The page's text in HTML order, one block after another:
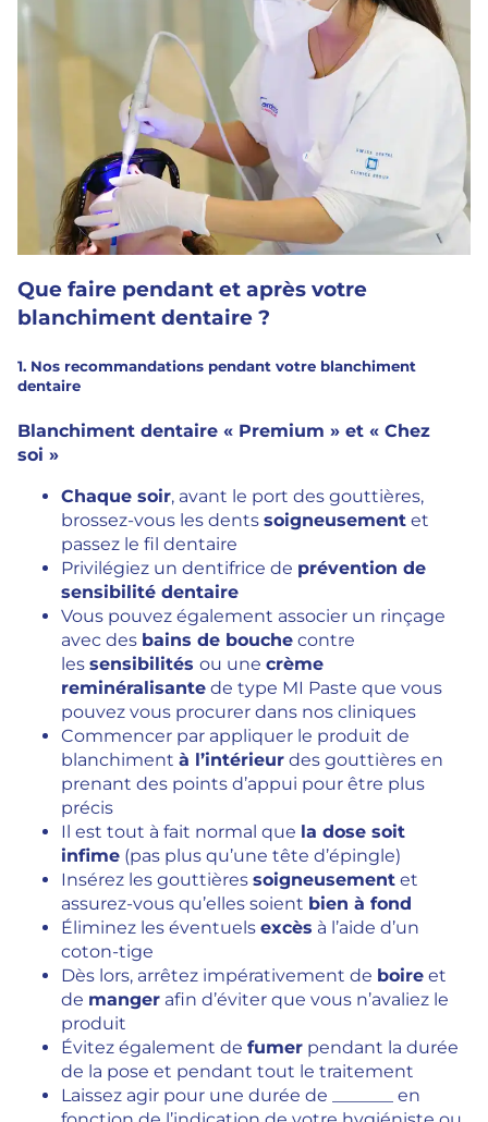
Que faire pendant et après votre
blanchiment dentaire ?
1. Nos recommandations pendant votre blanchiment
dentaire
Blanchiment dentaire « Premium » et « Chez
soi »
Chaque soir, avant le port des gouttières,
brossez-vous les dents soigneusement et
passez le fil dentaire
Privilégiez un dentifrice de prévention de
sensibilité dentaire
Vous pouvez également associer un rinçage
avec des bains de bouche contre
les sensibilités ou une crème
reminéralisante de type MI Paste que vous
pouvez vous procurer dans nos cliniques
Commencer par appliquer le produit de
blanchiment à l’intérieur des gouttières en
prenant des points d’appui pour être plus
précis
Il est tout à fait normal que la dose soit
infime (pas plus qu’une tête d’épingle)
Insérez les gouttières soigneusement et
assurez-vous qu’elles soient bien à fond
Éliminez les éventuels excès à l’aide d’un
coton-tige
Dès lors, arrêtez impérativement de boire et
de manger afin d’éviter que vous n’avaliez le
produit
Évitez également de fumer pendant la durée
de la pose et pendant tout le traitement
Laissez agir pour une durée de _______ en